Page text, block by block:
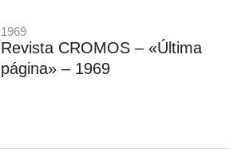
1969
Revista CROMOS – «Última
página» – 1969